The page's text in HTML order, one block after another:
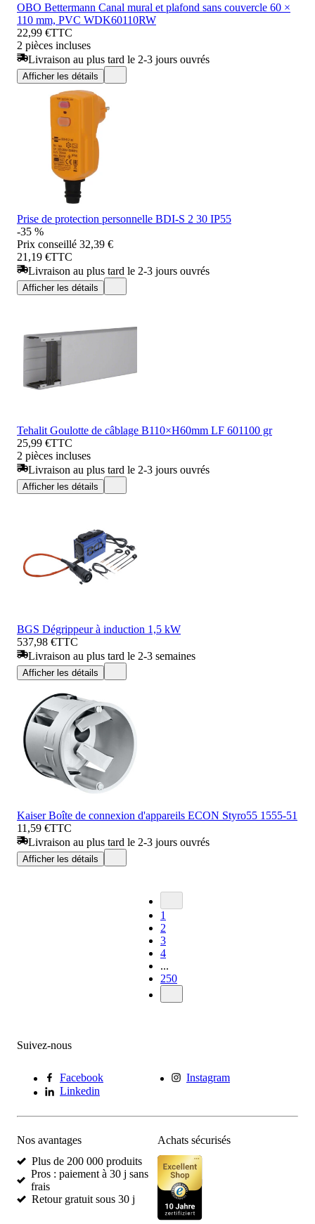
OBO Bettermann Canal mural et plafond sans couvercle 60 ×
110 mm, PVC WDK60110RW
22,99 €TTC
2 pièces incluses
Livraison au plus tard le 2-3 jours ouvrés
Afficher les détails
Prise de protection personnelle BDI-S 2 30 IP55
-35 %
Prix conseillé 32,39 €
21,19 €TTC
Livraison au plus tard le 2-3 jours ouvrés
Afficher les détails
Tehalit Goulotte de câblage B110×H60mm LF 601100 gr
25,99 €TTC
2 pièces incluses
Livraison au plus tard le 2-3 jours ouvrés
Afficher les détails
BGS Dégrippeur à induction 1,5 kW
537,98 €TTC
Livraison au plus tard le 2-3 semaines
Afficher les détails
Kaiser Boîte de connexion d'appareils ECON Styro55 1555-51
11,59 €TTC
Livraison au plus tard le 2-3 jours ouvrés
Afficher les détails
1
2
3
4
...
250
Suivez-nous
Facebook
Instagram
Linkedin
Nos avantages
Plus de 200 000 produits
Pros : paiement à 30 j sans
frais
Retour gratuit sous 30 j
Achats sécurisés